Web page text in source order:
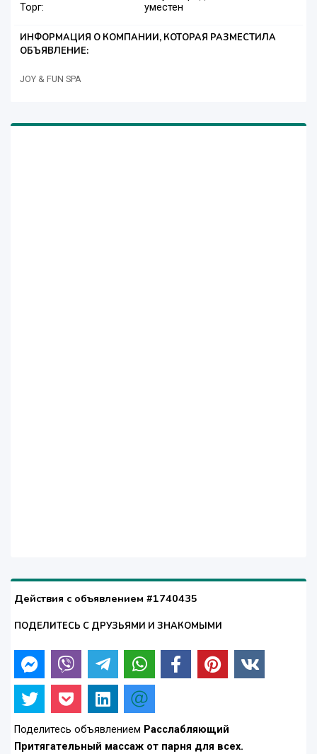
Торг:
уместен
ИНФОРМАЦИЯ О КОМПАНИИ, КОТОРАЯ РАЗМЕСТИЛА
ОБЪЯВЛЕНИЕ:
JOY & FUN SPA
Действия с объявлением #1740435
ПОДЕЛИТЕСЬ С ДРУЗЬЯМИ И ЗНАКОМЫМИ
Поделитесь объявлением Расслабляющий
Притягательный массаж от парня для всех.